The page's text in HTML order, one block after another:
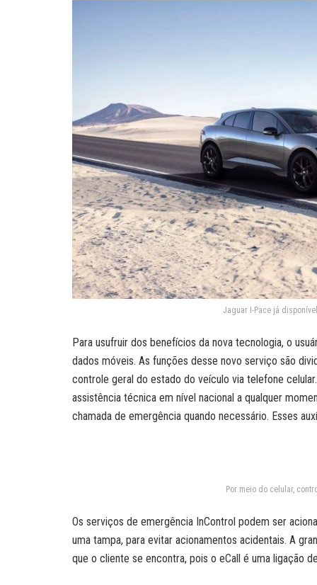
Jaguar I-Pace já
Para usufruir dos benefícios da nova tecnologia, o
dados móveis. As funções desse novo serviço são
controle geral do estado do veículo via telefone
assistência técnica em nível nacional a qualquer
chamada de emergência quando necessário. Esses
Por meio do celular,
Os serviços de emergência InControl podem ser
uma tampa, para evitar acionamentos acidentais. A
que o cliente se encontra, pois o eCall é uma ligação